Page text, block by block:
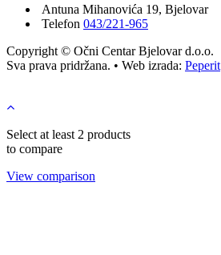
Antuna Mihanovića 19, Bjelovar
Telefon 043/221-965
Copyright © Očni Centar Bjelovar d.o.o.
Sva prava pridržana. • Web izrada: Peperit
Select at least 2 products
to compare
View comparison